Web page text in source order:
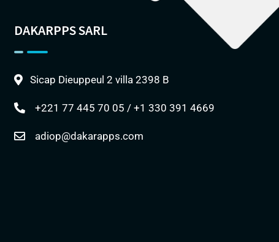
DAKARPPS SARL
Sicap Dieuppeul 2 villa 2398 B
+221 77 445 70 05 / +1 330 391 4669
adiop@dakarapps.com